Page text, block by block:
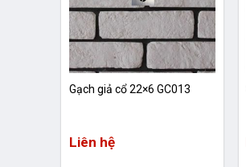
Gạch giả cổ 22×6 GC013
Liên hệ